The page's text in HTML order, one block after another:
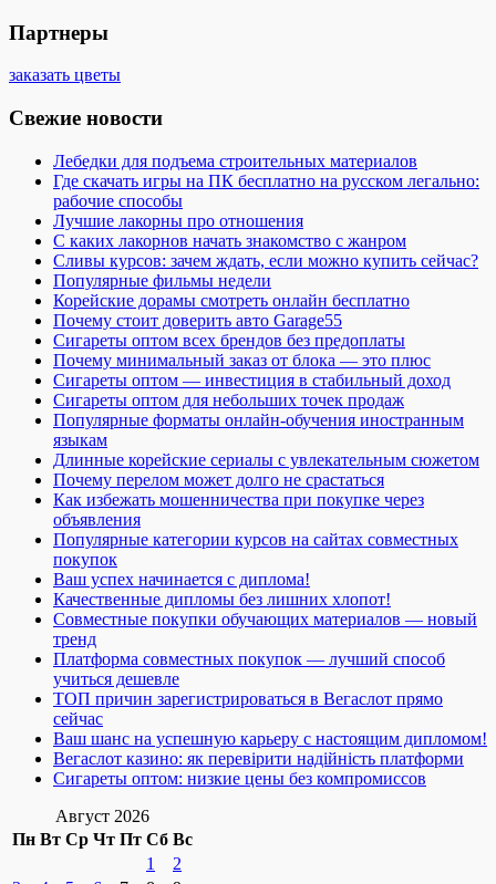
Партнеры
заказать цветы
Свежие новости
Лебедки для подъема строительных материалов
Где скачать игры на ПК бесплатно на русском легально:
рабочие способы
Лучшие лакорны про отношения
С каких лакорнов начать знакомство с жанром
Сливы курсов: зачем ждать, если можно купить сейчас?
Популярные фильмы недели
Корейские дорамы смотреть онлайн бесплатно
Почему стоит доверить авто Garage55
Сигареты оптом всех брендов без предоплаты
Почему минимальный заказ от блока — это плюс
Сигареты оптом — инвестиция в стабильный доход
Сигареты оптом для небольших точек продаж
Популярные форматы онлайн-обучения иностранным
языкам
Длинные корейские сериалы с увлекательным сюжетом
Почему перелом может долго не срастаться
Как избежать мошенничества при покупке через
объявления
Популярные категории курсов на сайтах совместных
покупок
Ваш успех начинается с диплома!
Качественные дипломы без лишних хлопот!
Совместные покупки обучающих материалов — новый
тренд
Платформа совместных покупок — лучший способ
учиться дешевле
ТОП причин зарегистрироваться в Вегаслот прямо
сейчас
Ваш шанс на успешную карьеру с настоящим дипломом!
Вегаслот казино: як перевірити надійність платформи
Сигареты оптом: низкие цены без компромиссов
Август 2026
Пн Вт Ср Чт Пт Сб Вс
1
2